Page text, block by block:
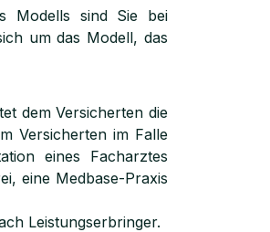
Modells sind Sie bei
um das Modell, das
dem Versicherten die
Versicherten im Falle
eines Facharztes
eine Medbase-Praxis
Leistungserbringer.